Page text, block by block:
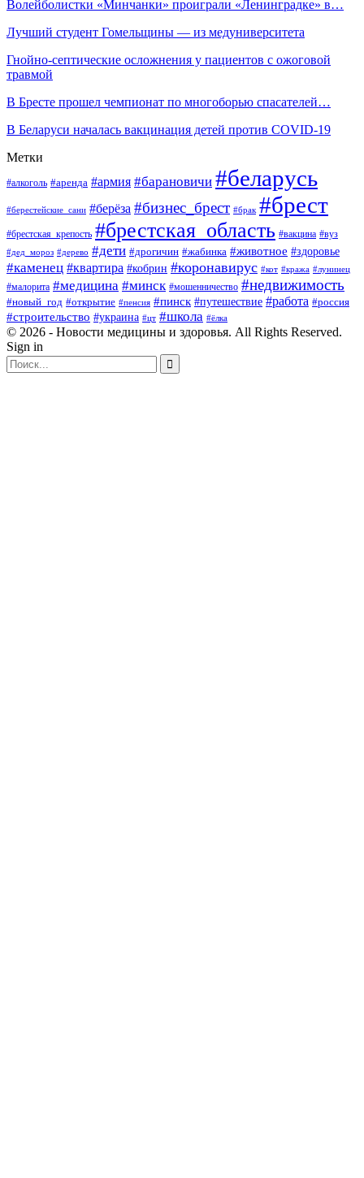
Волейболистки «Минчанки» проиграли «Ленинградке» в…
Лучший студент Гомельщины — из медуниверситета
Гнойно-септические осложнения у пациентов с ожоговой
травмой
В Бресте прошел чемпионат по многоборью спасателей…
В Беларуси началась вакцинация детей против COVID-19
Метки
#алкоголь #аренда #армия #барановичи #беларусь
#берестейские_сани #берёза #бизнес_брест #брак #брест
#брестская_крепость #брестская_область #вакцина #вуз
#дед_мороз #дерево #дети #дрогичин #жабинка #животное #здоровье
#каменец #квартира #кобрин #коронавирус #кот #кража #лунинец
#малорита #медицина #минск #мошенничество #недвижимость
#новый_год #открытие #пенсия #пинск #путешествие #работа #россия
#строительство #украина #цт #школа #ёлка
© 2026 - Новости медицины и здоровья. All Rights Reserved.
Sign in